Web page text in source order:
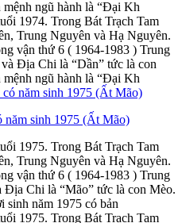
ngũ hành là “Đại Kh
1974. Trong Bát Trạch Tam
Trung Nguyên và Hạ Nguyên.
vận thứ 6 ( 1964-1983 ) Trung
Địa Chi là “Dần” tức là con
ngũ hành là “Đại Kh
năm sinh 1975 (Ất Mão)
1975. Trong Bát Trạch Tam
Trung Nguyên và Hạ Nguyên.
vận thứ 6 ( 1964-1983 ) Trung
Chi là “Mão” tức là con Mèo.
sinh năm 1975 có bản
1975. Trong Bát Trạch Tam